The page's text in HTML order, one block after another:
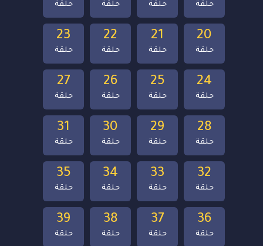
39
حلقة
38
حلقة
37
حلقة
36
حلقة
35
حلقة
34
حلقة
33
حلقة
32
حلقة
31
حلقة
30
حلقة
29
حلقة
28
حلقة
27
حلقة
26
حلقة
25
حلقة
24
حلقة
23
حلقة
22
حلقة
21
حلقة
20
حلقة
حلقة حلقة حلقة حلقة